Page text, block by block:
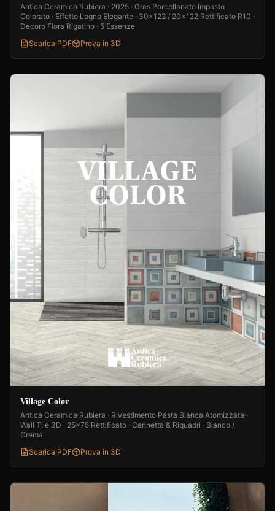
Antica Ceramica Rubiera · 2025 · Gres Porcellanato Impasto
Colorato · Effetto Legno Elegante · 30x122 / 20x122 Rettificato R10 ·
Decoro Flora Rigatino · 5 Essenze
Scarica PDF
Prova in 3D
Village Color
Antica Ceramica Rubiera · Rivestimento Pasta Bianca Atomizzata ·
Wall Tile 3D · 25x75 Rettificato · Cannetta & Riquadri · Bianco /
Crema
Scarica PDF
Prova in 3D